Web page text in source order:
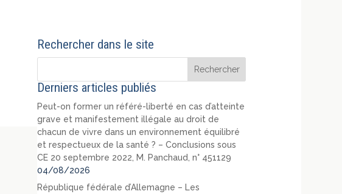
Rechercher dans le site
Derniers articles publiés
Peut-on former un référé-liberté en cas d’atteinte
grave et manifestement illégale au droit de
chacun de vivre dans un environnement équilibré
et respectueux de la santé ? – Conclusions sous
CE 20 septembre 2022, M. Panchaud, n° 451129
04/08/2026
République fédérale d’Allemagne – Les